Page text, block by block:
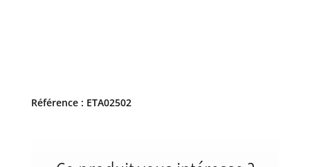
Référence : ETA02502